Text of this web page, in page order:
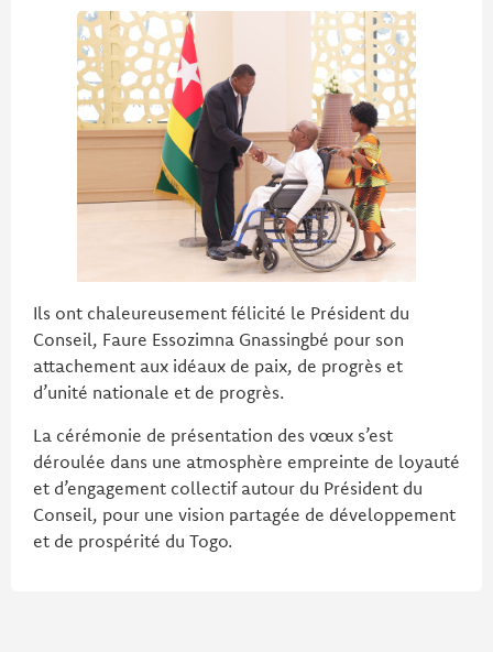
Ils ont chaleureusement félicité le Président du
Conseil, Faure Essozimna Gnassingbé pour son
attachement aux idéaux de paix, de progrès et
d’unité nationale et de progrès.
La cérémonie de présentation des vœux s’est
déroulée dans une atmosphère empreinte de loyauté
et d’engagement collectif autour du Président du
Conseil, pour une vision partagée de développement
et de prospérité du Togo.